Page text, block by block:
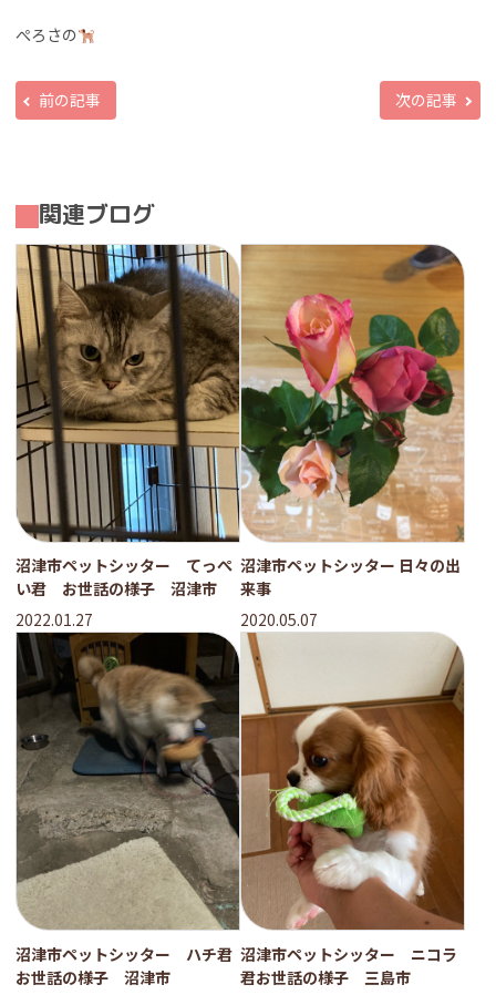
ぺろさの
前の記事 次の記事
関連ブログ
沼津市ペットシッター てっぺ
い君 お世話の様子 沼津市
2022.01.27
沼津市ペットシッター 日々の出
来事
2020.05.07
沼津市ペットシッター ハチ君
お世話の様子 沼津市
沼津市ペットシッター ニコラ
君お世話の様子 三島市